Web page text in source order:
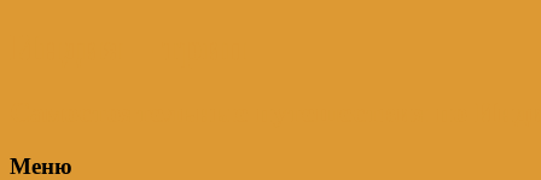
Меню